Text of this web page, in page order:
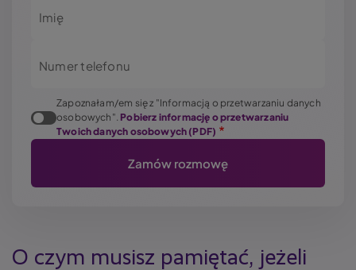
Imię
Numer telefonu
Zapoznałam/em się z "Informacją o przetwarzaniu danych
osobowych". Pobierz informację o przetwarzaniu
Twoich danych osobowych (PDF)
O czym musisz pamiętać, jeżeli